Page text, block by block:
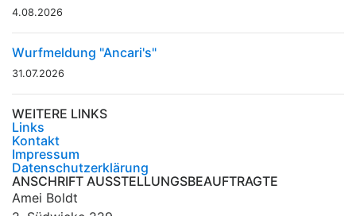
4.08.2026
Wurfmeldung "Ancari's"
31.07.2026
WEITERE LINKS
Links
Kontakt
Impressum
Datenschutzerklärung
ANSCHRIFT AUSSTELLUNGSBEAUFTRAGTE
Amei Boldt